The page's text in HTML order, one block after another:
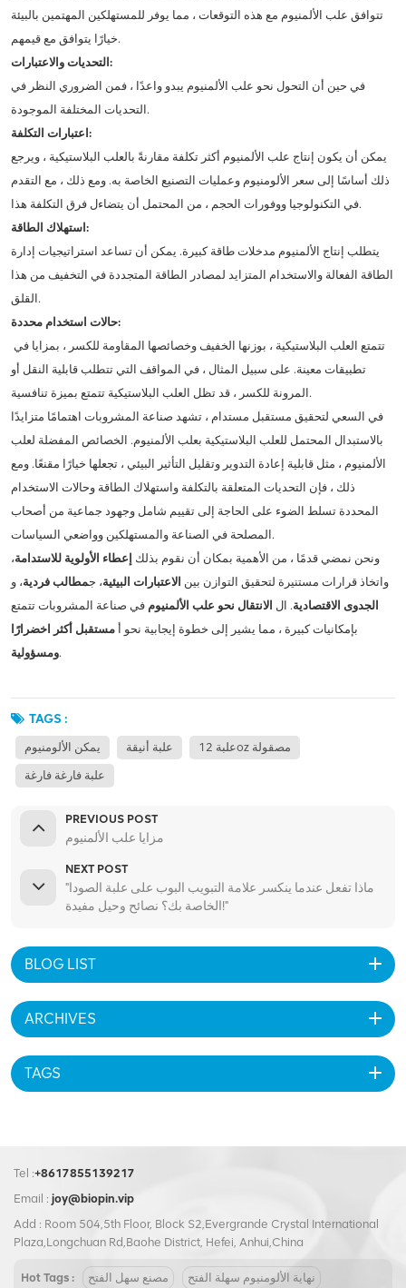
تتوافق علب الألمنيوم مع هذه التوقعات ، مما يوفر للمستهلكين المهتمين بالبيئة
خيارًا يتوافق مع قيمهم.
التحديات والاعتبارات:
في حين أن التحول نحو علب الألمنيوم يبدو واعدًا ، فمن الضروري النظر في
التحديات المختلفة الموجودة.
اعتبارات التكلفة:
يمكن أن يكون إنتاج علب الألمنيوم أكثر تكلفة مقارنةً بالعلب البلاستيكية ، ويرجع
ذلك أساسًا إلى سعر الألومنيوم وعمليات التصنيع الخاصة به. ومع ذلك ، مع التقدم
في التكنولوجيا ووفورات الحجم ، من المحتمل أن يتضاءل فرق التكلفة هذا.
استهلاك الطاقة:
يتطلب إنتاج الألمنيوم مدخلات طاقة كبيرة. يمكن أن تساعد استراتيجيات إدارة
الطاقة الفعالة والاستخدام المتزايد لمصادر الطاقة المتجددة في التخفيف من هذا
القلق.
حالات استخدام محددة:
تتمتع العلب البلاستيكية ، بوزنها الخفيف وخصائصها المقاومة للكسر ، بمزايا في
تطبيقات معينة. على سبيل المثال ، في المواقف التي تتطلب قابلية النقل أو
المرونة للكسر ، قد تظل العلب البلاستيكية تتمتع بميزة تنافسية.
في السعي لتحقيق مستقبل مستدام ، تشهد صناعة المشروبات اهتمامًا متزايدًا
بالاستبدال المحتمل للعلب البلاستيكية بعلب الألمنيوم. الخصائص المفضلة لعلب
الألمنيوم ، مثل قابلية إعادة التدوير وتقليل التأثير البيئي ، تجعلها خيارًا مقنعًا. ومع
ذلك ، فإن التحديات المتعلقة بالتكلفة واستهلاك الطاقة وحالات الاستخدام
المحددة تسلط الضوء على الحاجة إلى تقييم شامل وجهود جماعية من أصحاب
المصلحة في الصناعة والمستهلكين وواضعي السياسات.
ونحن نمضي قدمًا ، من الأهمية بمكان أن نقوم بذلك إعطاء الأولوية للاستدامة،
واتخاذ قرارات مستنيرة لتحقيق التوازن بين الاعتبارات البيئية، جمطالب فردية، و
الجدوى الاقتصادية. ال الانتقال نحو علب الألمنيوم في صناعة المشروبات تتمتع
بإمكانيات كبيرة ، مما يشير إلى خطوة إيجابية نحو أ مستقبل أكثر اخضرارًا
ومسؤولية.
TAGS :
يمكن الألومنيوم علبة أنيقة علبة 12oz مصقولة
علبة فارغة فارغة
PREVIOUS POST
مزايا علب الألمنيوم
NEXT POST
"ماذا تفعل عندما ينكسر علامة التبويب البوب على علبة الصودا
الخاصة بك؟ نصائح وحيل مفيدة!"
BLOG LIST
ARCHIVES
TAGS
Tel :+8617855139217
Email : joy@biopin.vip
Add : Room 504,5th Floor, Block S2,Evergrande Crystal International
Plaza,Longchuan Rd,Baohe District, Hefei, Anhui,China
Hot Tags : مصنع سهل الفتح نهاية الألومنيوم سهلة الفتح